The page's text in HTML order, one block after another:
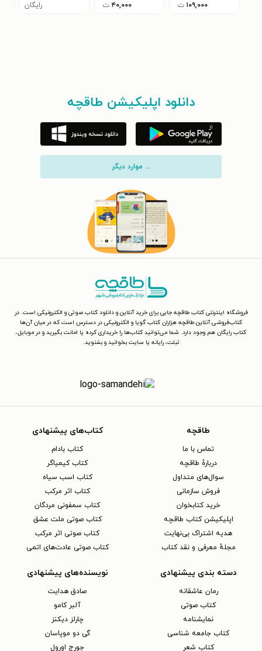
۱۰۹,۰۰۰ ت ۴۰,۰۰۰ ت رایگان
دانلود اپلیکیشن طاقچه
... موارد دیگر
فروشگاه اینترنتی کتاب طاقچه جایی برای خرید آنلاین و دانلود کتاب صوتی و الکترونیکی است. در
کتاب‌فروشی آنلاین طاقچه هزاران کتاب گویا و الکترونیکی در دسترس است که در میان آن‌ها
کتاب رایگان هم وجود دارد. شما می‌توانید کتاب‌ها را خریداری کرده یا امانت بگیرید و در موبایل،
تبلت، رایانه یا سایت بخوانید و بشنوید.
طاقچه
تماس با ما
دربارهٔ طاقچه
سوال‌های متداول
فروش سازمانی
خرید کتابخوان
اپلیکیشن کتاب طاقچه
هدیه اشتراک بی‌نهایت
مجلهٔ معرفی و نقد کتاب
کتاب‌های پیشنهادی
کتاب بادام
کتاب کیمیاگر
کتاب اسب سیاه
کتاب اثر مرکب
کتاب سمفونی مردگان
کتاب صوتی ملت عشق
کتاب صوتی اثر مرکب
کتاب صوتی عادت‌های اتمی
دسته بندی پیشنهادی
رمان عاشقانه
کتاب‌ صوتی
نمایشنامه
کتاب جامعه شناسی
کتاب شعر
نویسنده‌های پیشنهادی
صادق هدایت
آلبر کامو
چارلز دیکنز
گی دو موپاسان
جورج اورول